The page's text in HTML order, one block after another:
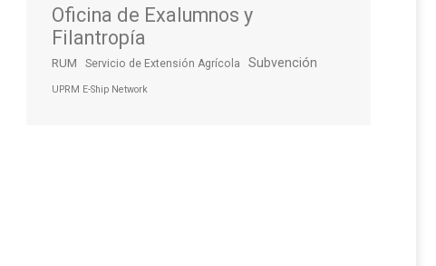
Oficina de Exalumnos y
Filantropía
RUM Servicio de Extensión Agrícola Subvención
UPRM E-Ship Network